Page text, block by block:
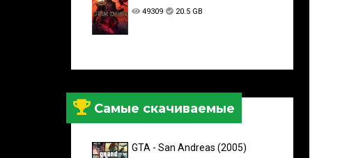
49309 20.5 GB
Самые скачиваемые
GTA - San Andreas (2005)